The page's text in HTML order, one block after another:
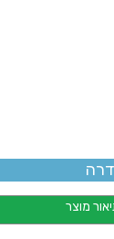
מוצר